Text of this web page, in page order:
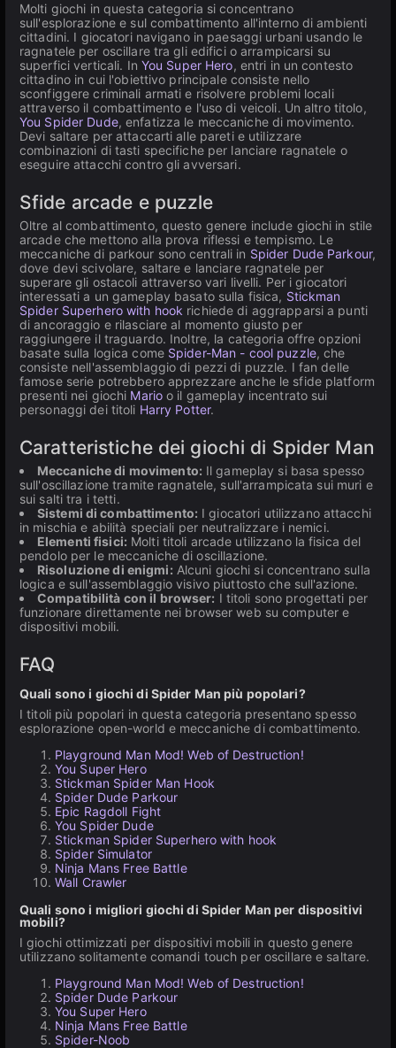
Molti giochi in questa categoria si concentrano
sull'esplorazione e sul combattimento all'interno di ambienti
cittadini. I giocatori navigano in paesaggi urbani usando le
ragnatele per oscillare tra gli edifici o arrampicarsi su
superfici verticali. In You Super Hero, entri in un contesto
cittadino in cui l'obiettivo principale consiste nello
sconfiggere criminali armati e risolvere problemi locali
attraverso il combattimento e l'uso di veicoli. Un altro titolo,
You Spider Dude, enfatizza le meccaniche di movimento.
Devi saltare per attaccarti alle pareti e utilizzare
combinazioni di tasti specifiche per lanciare ragnatele o
eseguire attacchi contro gli avversari.
Sfide arcade e puzzle
Oltre al combattimento, questo genere include giochi in stile
arcade che mettono alla prova riflessi e tempismo. Le
meccaniche di parkour sono centrali in Spider Dude Parkour,
dove devi scivolare, saltare e lanciare ragnatele per
superare gli ostacoli attraverso vari livelli. Per i giocatori
interessati a un gameplay basato sulla fisica, Stickman
Spider Superhero with hook richiede di aggrapparsi a punti
di ancoraggio e rilasciare al momento giusto per
raggiungere il traguardo. Inoltre, la categoria offre opzioni
basate sulla logica come Spider-Man - cool puzzle, che
consiste nell'assemblaggio di pezzi di puzzle. I fan delle
famose serie potrebbero apprezzare anche le sfide platform
presenti nei giochi Mario o il gameplay incentrato sui
personaggi dei titoli Harry Potter.
Caratteristiche dei giochi di Spider Man
Meccaniche di movimento: Il gameplay si basa spesso
sull'oscillazione tramite ragnatele, sull'arrampicata sui muri e
sui salti tra i tetti.
Sistemi di combattimento: I giocatori utilizzano attacchi
in mischia e abilità speciali per neutralizzare i nemici.
Elementi fisici: Molti titoli arcade utilizzano la fisica del
pendolo per le meccaniche di oscillazione.
Risoluzione di enigmi: Alcuni giochi si concentrano sulla
logica e sull'assemblaggio visivo piuttosto che sull'azione.
Compatibilità con il browser: I titoli sono progettati per
funzionare direttamente nei browser web su computer e
dispositivi mobili.
FAQ
Quali sono i giochi di Spider Man più popolari?
I titoli più popolari in questa categoria presentano spesso
esplorazione open-world e meccaniche di combattimento.
Playground Man Mod! Web of Destruction!
You Super Hero
Stickman Spider Man Hook
Spider Dude Parkour
Epic Ragdoll Fight
You Spider Dude
Stickman Spider Superhero with hook
Spider Simulator
Ninja Mans Free Battle
Wall Crawler
Quali sono i migliori giochi di Spider Man per dispositivi
mobili?
I giochi ottimizzati per dispositivi mobili in questo genere
utilizzano solitamente comandi touch per oscillare e saltare.
Playground Man Mod! Web of Destruction!
Spider Dude Parkour
You Super Hero
Ninja Mans Free Battle
Spider-Noob